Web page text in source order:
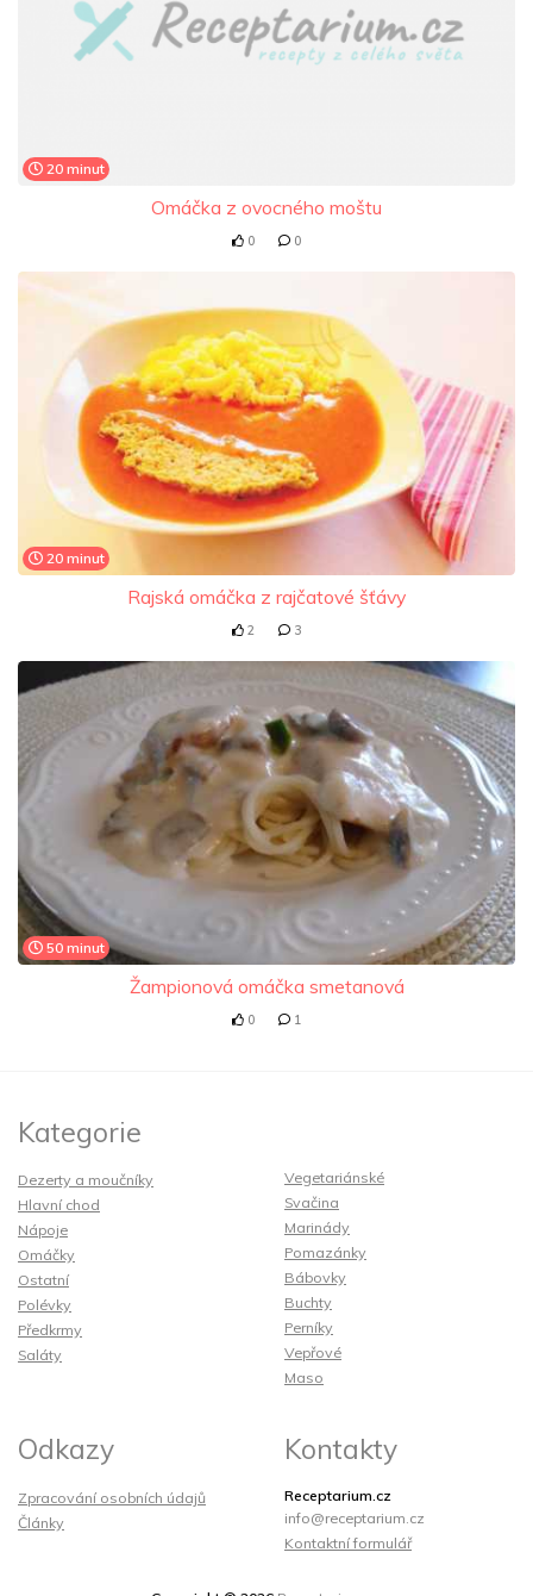
20 minut
Omáčka z ovocného moštu
0 0
20 minut
Rajská omáčka z rajčatové šťávy
2 3
50 minut
Žampionová omáčka smetanová
0 1
Kategorie
Dezerty a moučníky
Hlavní chod
Nápoje
Omáčky
Ostatní
Polévky
Předkrmy
Saláty
Vegetariánské
Svačina
Marinády
Pomazánky
Bábovky
Buchty
Perníky
Vepřové
Maso
Odkazy
Zpracování osobních údajů
Články
Kontakty
Receptarium.cz
info@receptarium.cz
Kontaktní formulář